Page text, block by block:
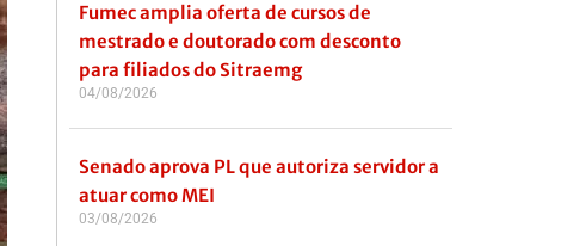
Fumec amplia oferta de cursos de
mestrado e doutorado com desconto
para filiados do Sitraemg
04/08/2026
Senado aprova PL que autoriza servidor a
atuar como MEI
03/08/2026